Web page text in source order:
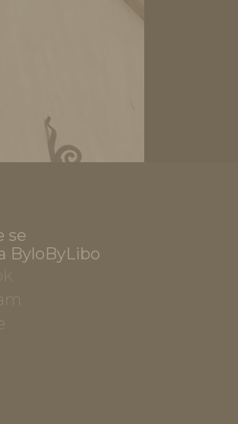
se
ByloByLibo